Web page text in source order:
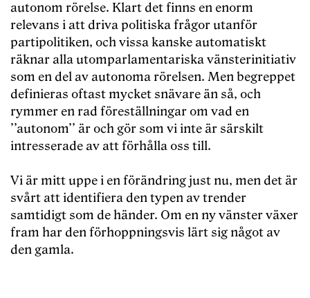
autonom rörelse. Klart det finns en enorm
relevans i att driva politiska frågor utanför
partipolitiken, och vissa kanske automatiskt
räknar alla utomparlamentariska vänsterinitiativ
som en del av autonoma rörelsen. Men begreppet
definieras oftast mycket snävare än så, och
rymmer en rad föreställningar om vad en
’’autonom’’ är och gör som vi inte är särskilt
intresserade av att förhålla oss till.
Vi är mitt uppe i en förändring just nu, men det är
svårt att identifiera den typen av trender
samtidigt som de händer. Om en ny vänster växer
fram har den förhoppningsvis lärt sig något av
den gamla.